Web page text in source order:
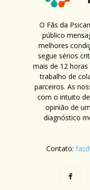
O Fãs da
público
melhores
segue sérios
mais de 12
trabalho de
parceiros. As
com o intuito
opinião de
diagnóstico
Contato: